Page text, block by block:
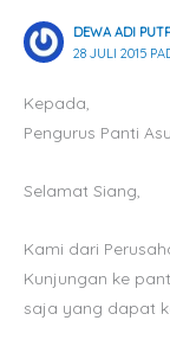
DEWA ADI
28 JULI 2015
Kepada,
Pengurus Panti
Selamat Siang,
Kami dari
Kunjungan ke
saja yang dapat